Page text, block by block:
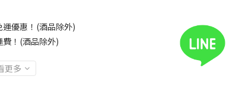
優惠！(酒品除外)
！(酒品除外)
更多